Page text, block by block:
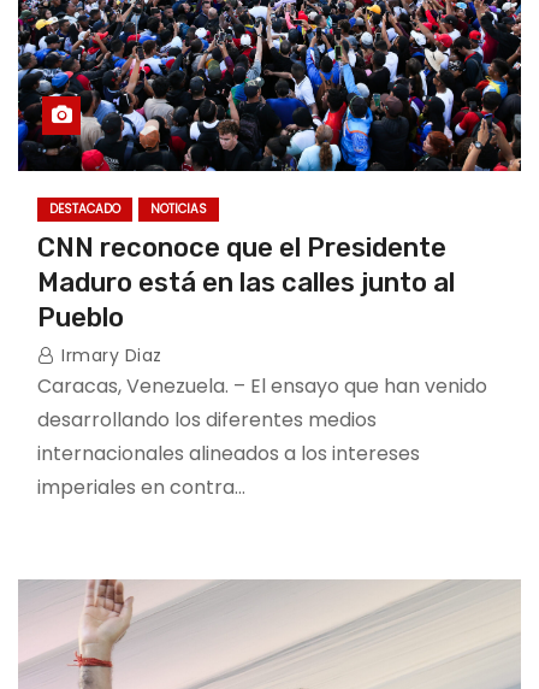
DESTACADO NOTICIAS
CNN reconoce que el Presidente
Maduro está en las calles junto al
Pueblo
Irmary Diaz
Caracas, Venezuela. – El ensayo que han venido
desarrollando los diferentes medios
internacionales alineados a los intereses
imperiales en contra…